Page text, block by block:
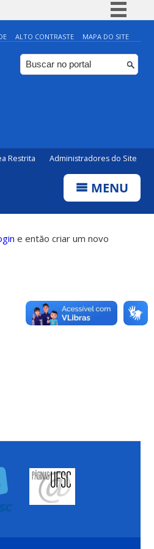
Simplifique!
Comunica BR
Participe
ALTO CONTRASTE MAPA DO SITE
Restrita Administradores do Site
MENU
e então criar um novo